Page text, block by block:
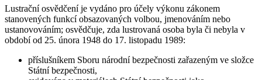
Lustrační osvědčení je vydáno pro účely výkonu zákonem
stanovených funkcíobsazovaných volbou, jmenováním nebo
ustanovováním; osvědčuje, zda lustrovaná osoba byla či nebyla v
období od 25. února 1948 do 17. listopadu 1989:
příslušníkem Sboru národní bezpečnosti zařazeným ve složce
Státní bezpečnosti,